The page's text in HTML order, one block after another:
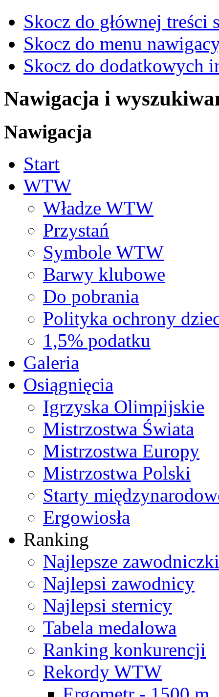
Skocz do głównej treści
Skocz do menu
Skocz do dodatkowych
Nawigacja i
Nawigacja
Start
WTW
Władze WTW
Przystań
Symbole WTW
Barwy klubowe
Do pobrania
Polityka ochrony
1,5% podatku
Galeria
Osiągnięcia
Igrzyska Olimpijskie
Mistrzostwa Świata
Mistrzostwa Europy
Mistrzostwa Polski
Starty
Ergowiosła
Ranking
Najlepsze zawodniczki
Najlepsi zawodnicy
Najlepsi sternicy
Tabela medalowa
Ranking konkurencji
Rekordy WTW